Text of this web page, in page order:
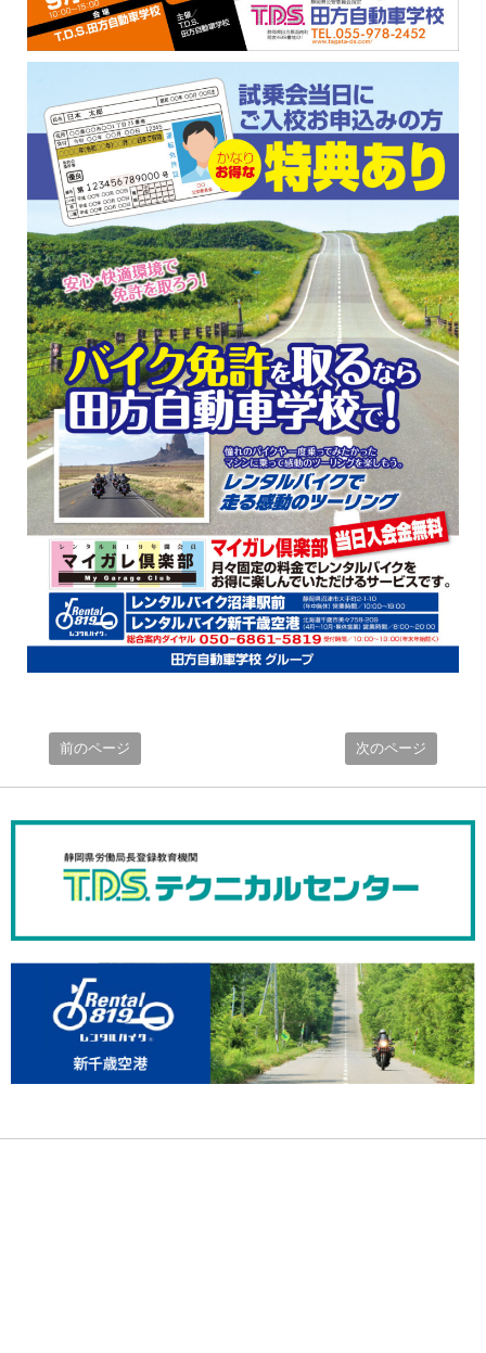
前のページ 次のページ